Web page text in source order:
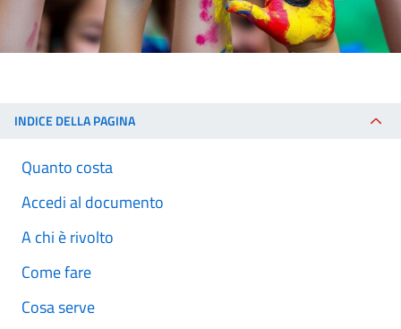
INDICE DELLA PAGINA
Quanto costa
Accedi al documento
A chi è rivolto
Come fare
Cosa serve